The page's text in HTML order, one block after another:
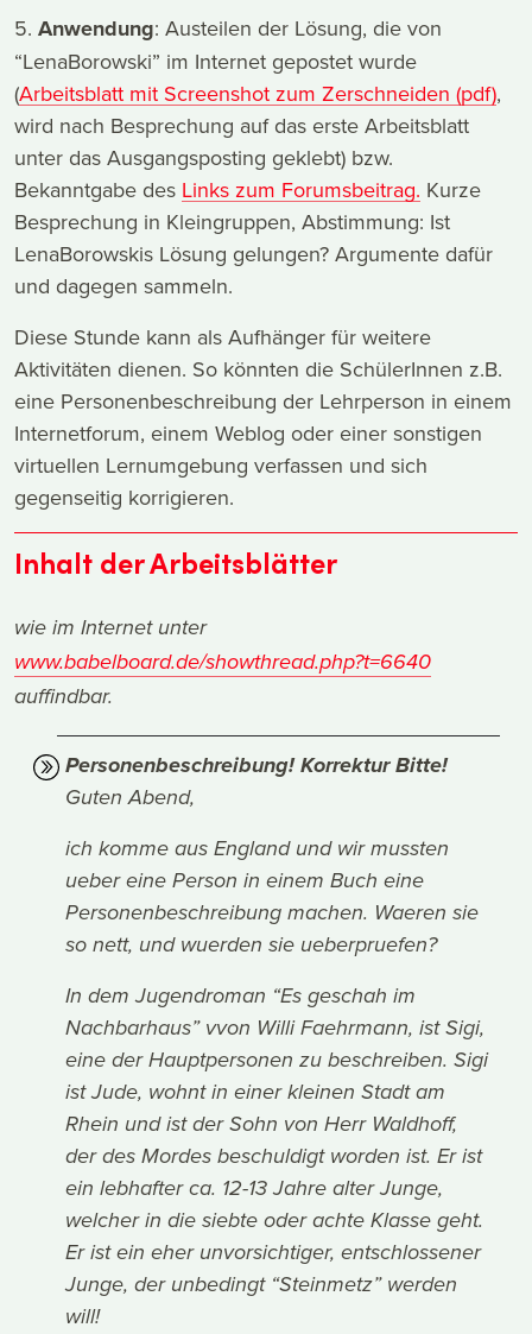
5. Anwendung: Austeilen der Lösung, die von
“LenaBorowski” im Internet gepostet wurde
(Arbeitsblatt mit Screenshot zum Zerschneiden (pdf),
wird nach Besprechung auf das erste Arbeitsblatt
unter das Ausgangsposting geklebt) bzw.
Bekanntgabe des Links zum Forumsbeitrag. Kurze
Besprechung in Kleingruppen, Abstimmung: Ist
LenaBorowskis Lösung gelungen? Argumente dafür
und dagegen sammeln.
Diese Stunde kann als Aufhänger für weitere
Aktivitäten dienen. So könnten die SchülerInnen z.B.
eine Personenbeschreibung der Lehrperson in einem
Internetforum, einem Weblog oder einer sonstigen
virtuellen Lernumgebung verfassen und sich
gegenseitig korrigieren.
Inhalt der Arbeitsblätter
wie im Internet unter
www.babelboard.de/showthread.php?t=6640
auffindbar.
Personenbeschreibung! Korrektur Bitte!
Guten Abend,
ich komme aus England und wir mussten
ueber eine Person in einem Buch eine
Personenbeschreibung machen. Waeren sie
so nett, und wuerden sie ueberpruefen?
In dem Jugendroman “Es geschah im
Nachbarhaus” vvon Willi Faehrmann, ist Sigi,
eine der Hauptpersonen zu beschreiben. Sigi
ist Jude, wohnt in einer kleinen Stadt am
Rhein und ist der Sohn von Herr Waldhoff,
der des Mordes beschuldigt worden ist. Er ist
ein lebhafter ca. 12-13 Jahre alter Junge,
welcher in die siebte oder achte Klasse geht.
Er ist ein eher unvorsichtiger, entschlossener
Junge, der unbedingt “Steinmetz” werden
will!